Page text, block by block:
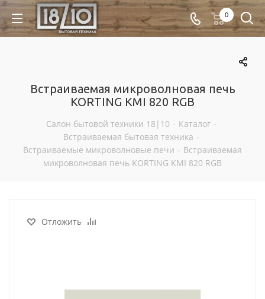
0
Встраиваемая микроволновая печь
KORTING KMI 820 RGB
Салон бытовой техники 18|10 - Каталог -
Встраиваемая бытовая техника -
Встраиваемые микроволновые печи - Встраиваемая
микроволновая печь KORTING KMI 820 RGB
Отложить